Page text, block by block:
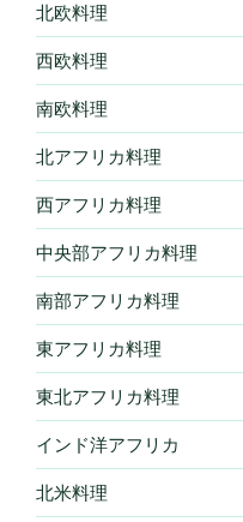
北欧料理
西欧料理
南欧料理
北アフリカ料理
西アフリカ料理
中央部アフリカ料理
南部アフリカ料理
東アフリカ料理
東北アフリカ料理
インド洋アフリカ
北米料理